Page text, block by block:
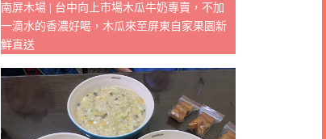
南屏木場 | 台中向上市場木瓜牛奶專賣，不加
一滴水的香濃好喝，木瓜來至屏東自家果園新
鮮直送